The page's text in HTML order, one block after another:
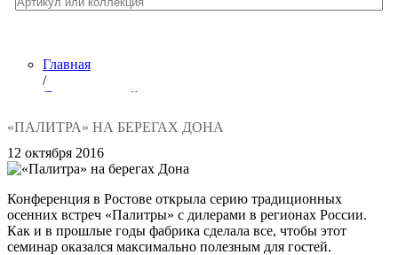
Главная
/
Лента новостей
«Палитра» на берегах Дона
«ПАЛИТРА» НА БЕРЕГАХ ДОНА
12 октября 2016
Конференция в Ростове открыла серию традиционных
осенних встреч «Палитры» с дилерами в регионах России.
Как и в прошлые годы фабрика сделала все, чтобы этот
семинар оказался максимально полезным для гостей.